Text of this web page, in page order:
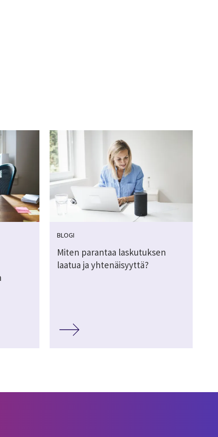
BLOGI
Miten parantaa laskutuksen
laatua ja yhtenäisyyttä?